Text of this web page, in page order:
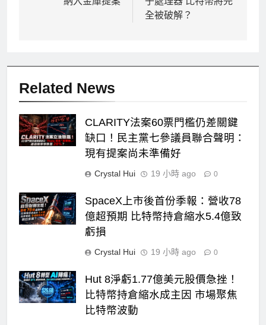
全被破解？
Related News
CLARITY法案60票門檻仍差關鍵
缺口！民主黨七參議員聯合聲明：
現有提案尚未準備好
Crystal Hui 19 小時 ago 0
SpaceX上市後首份季報：營收78
億超預期 比特幣持倉縮水5.4億致
虧損
Crystal Hui 19 小時 ago 0
Hut 8淨虧1.77億美元股價急挫！
比特幣持倉縮水成主因 市場聚焦
比特幣波動